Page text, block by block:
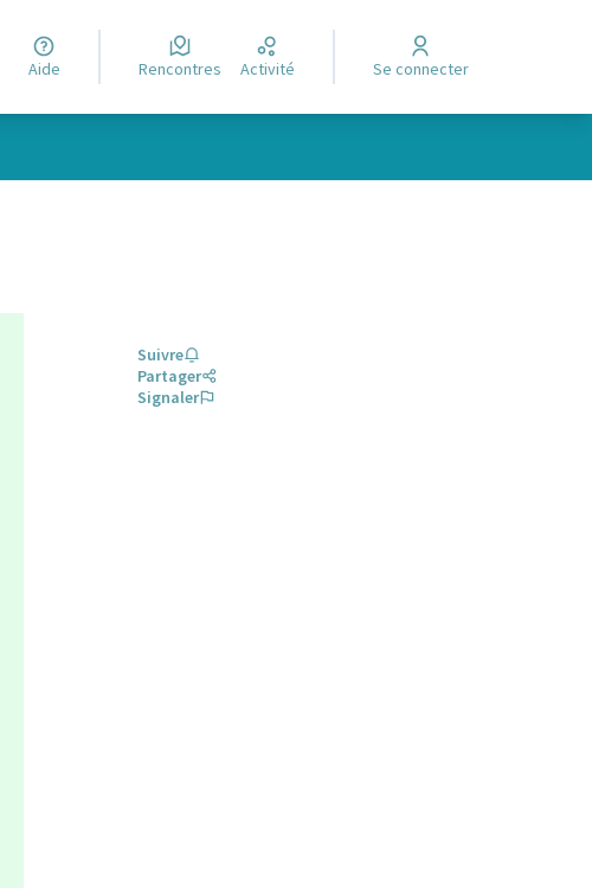
Aide Rencontres Activité Se connecter
Suivre
Partager
Signaler